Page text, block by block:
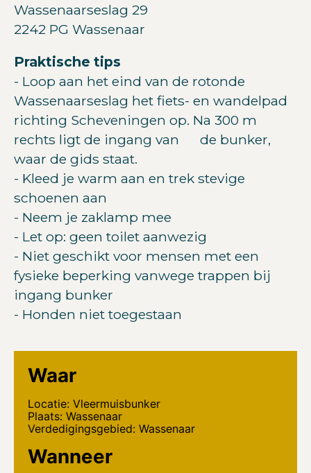
Wassenaarseslag 29
2242 PG Wassenaar
Praktische tips
- Loop aan het eind van de rotonde
Wassenaarseslag het fiets- en wandelpad
richting Scheveningen op. Na 300 m
rechts ligt de ingang van de bunker,
waar de gids staat.
- Kleed je warm aan en trek stevige
schoenen aan
- Neem je zaklamp mee
- Let op: geen toilet aanwezig
- Niet geschikt voor mensen met een
fysieke beperking vanwege trappen bij
ingang bunker
- Honden niet toegestaan
Waar
Locatie: Vleermuisbunker
Plaats: Wassenaar
Verdedigingsgebied: Wassenaar
Wanneer